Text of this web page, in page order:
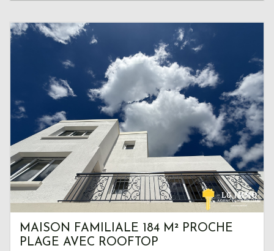
MAISON FAMILIALE 184 M² PROCHE
PLAGE AVEC ROOFTOP